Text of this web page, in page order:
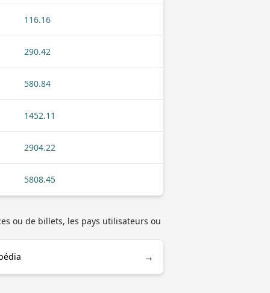
116.16
290.42
580.84
1452.11
2904.22
5808.45
ou de billets, les pays utilisateurs ou
→